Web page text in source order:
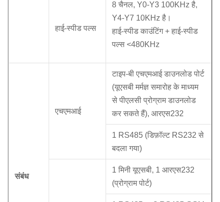
हाई-स्पीड पल्स
8 चैनल, Y0-Y3 100KHz है,
Y4-Y7 10KHz है।
हाई-स्पीड काउंटिंग + हाई-स्पीड
पल्स <480KHz
संबंध
एचएमआई
टाइप-बी एचएमआई डाउनलोड पोर्ट
(यूएसबी मर्मज्ञ समारोह के माध्यम
से पीएलसी प्रोग्राम डाउनलोड
कर सकते हैं), आरएस232
1 RS485 (डिफ़ॉल्ट RS232 से
बदला गया)
1 मिनी यूएसबी, 1 आरएस232
(प्रोग्राम पोर्ट)